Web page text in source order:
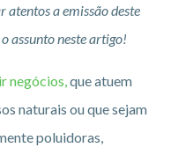
atentos a emissão deste
assunto neste artigo!
negócios,que atuem
naturais ou que sejam
poluidoras,